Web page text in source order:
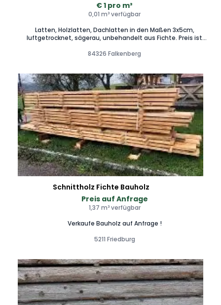
€ 1 pro m³
0,01 m³ verfügbar
Latten, Holzlatten, Dachlatten in den Maßen 3x5cm,
luftgetrocknet, sägerau, unbehandelt aus Fichte. Preis ist
84326 Falkenberg
Schnittholz Fichte Bauholz
Preis auf Anfrage
1,37 m³ verfügbar
Verkaufe Bauholz auf Anfrage !
5211 Friedburg